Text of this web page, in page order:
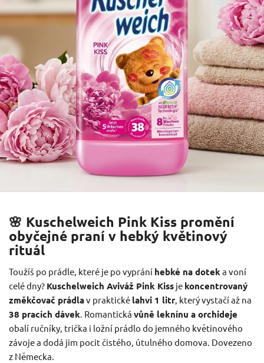
🌸 Kuschelweich Pink Kiss promění
obyčejné praní v hebký květinový
rituál
Toužíš po prádle, které je po vyprání hebké na doteka voní
celé dny? Kuschelweich Aviváž Pink Kiss je koncentrovaný
změkčovač prádlav praktické lahvi 1 litr, který vystačí až na
38 pracích dávek. Romantická vůně leknínu a orchideje
obalí ručníky, trička i ložní prádlo do jemného květinového
závoje a dodá jim pocit čistého, útulného domova. Dovezeno
z Německa.